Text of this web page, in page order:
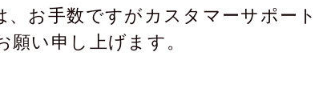
、お手数ですがカスタマーサポー
い申し上げます。